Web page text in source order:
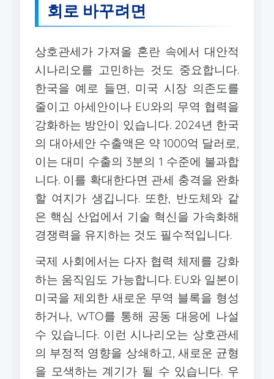
회로 바꾸려면
상호관세가 가져올 혼란 속에서 대안적
시나리오를 고민하는 것도 중요합니다.
한국을 예로 들면, 미국 시장 의존도를
줄이고 아세안이나 EU와의 무역 협력을
강화하는 방안이 있습니다. 2024년 한국
의 대아세안 수출액은 약 1000억 달러로,
이는 대미 수출의 3분의 1 수준에 불과합
니다. 이를 확대한다면 관세 충격을 완화
할 여지가 생깁니다. 또한, 반도체와 같
은 핵심 산업에서 기술 혁신을 가속화해
경쟁력을 유지하는 것도 필수적입니다.
국제 사회에서는 다자 협력 체제를 강화
하는 움직임도 가능합니다. EU와 일본이
미국을 제외한 새로운 무역 블록을 형성
하거나, WTO를 통해 공동 대응에 나설
수 있습니다. 이런 시나리오는 상호관세
의 부정적 영향을 상쇄하고, 새로운 균형
을 모색하는 계기가 될 수 있습니다. 우